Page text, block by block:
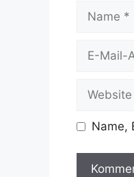
Name
Website
Name,